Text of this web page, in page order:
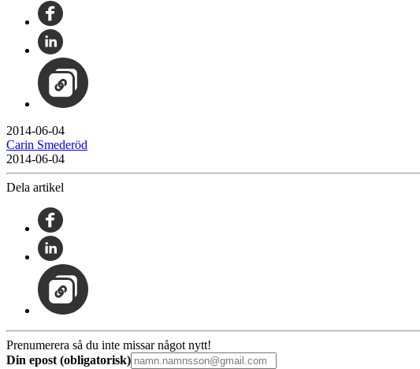
2014-06-04
Carin Smederöd
2014-06-04
Dela artikel
Prenumerera så du inte missar något nytt!
Din epost (obligatorisk)